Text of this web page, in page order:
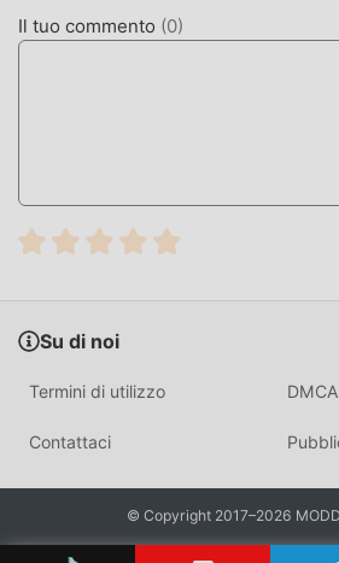
avanzata, l'esperienza sullo schermo
felicità portato da 퍼즐앤드래곤 22.3.0
Il tradizionale gioco puzzle richiede
molto tempo ad accumulare
gioco, ma allo stesso tempo, il
l'emergere delle mod ha riscritto
non è necessario spendere la
energie e ripetere l'""accumulo""
mod possono aiutarti facilmente a
Il tuo commento (0)
Su di noi
Termini di utilizzo
Contattaci
© Copyright 2017–2026